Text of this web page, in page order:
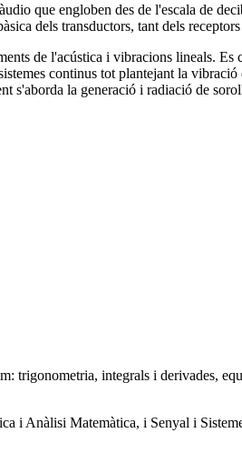
que engloben des de l'escala de
dels transductors, tant dels
de l'acústica i vibracions lineals.
continus tot plantejant la
s'aborda la generació i radiació de
trigonometria, integrals i derivades,
i Anàlisi Matemàtica, i Senyal i